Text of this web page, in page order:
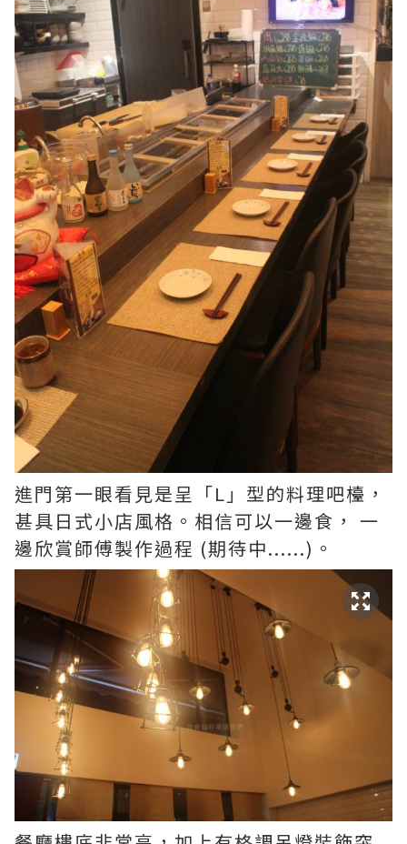
進門第一眼看見是呈「L」型的料理吧檯，
甚具日式小店風格。相信可以一邊食， 一
邊欣賞師傅製作過程 (期待中......)。